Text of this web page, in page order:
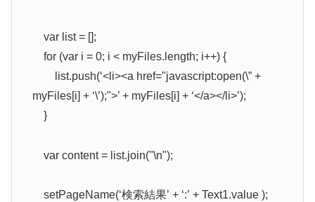
var list = [];
for (var i = 0; i < myFiles.length; i++) {
list.push(‘<li><a href="javascript:open(\” +
myFiles[i] + ‘\’);">’ + myFiles[i] + ‘</a></li>’);
}
var content = list.join("\n");
setPageName(‘検索結果’ + ‘:’ + Text1.value );